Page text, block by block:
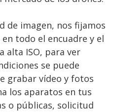
de imagen, nos fijamos
todo el encuadre y el
alta ISO, para ver
se puede
grabar vídeo y fotos
los aparatos en tus
o públicas, solicitud